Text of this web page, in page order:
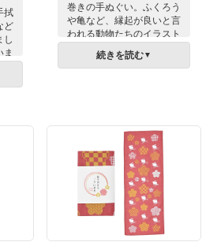
拭
ど
し
ま
巻きの手ぬぐい。ふくろう
や亀など、縁起が良いと言
われる動物たちのイラスト
お世話になっている方へは
続きを読む▼